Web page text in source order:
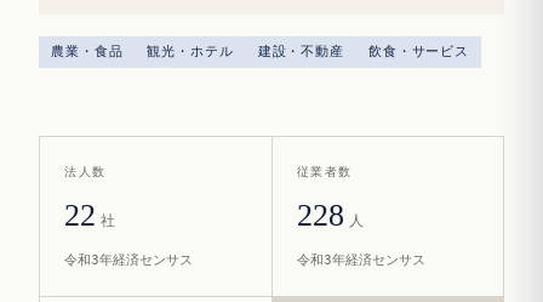
農業・食品 観光・ホテル 建設・不動産 飲食・サービス
法人数
22 社
令和3年経済センサス
従業者数
228 人
令和3年経済センサス